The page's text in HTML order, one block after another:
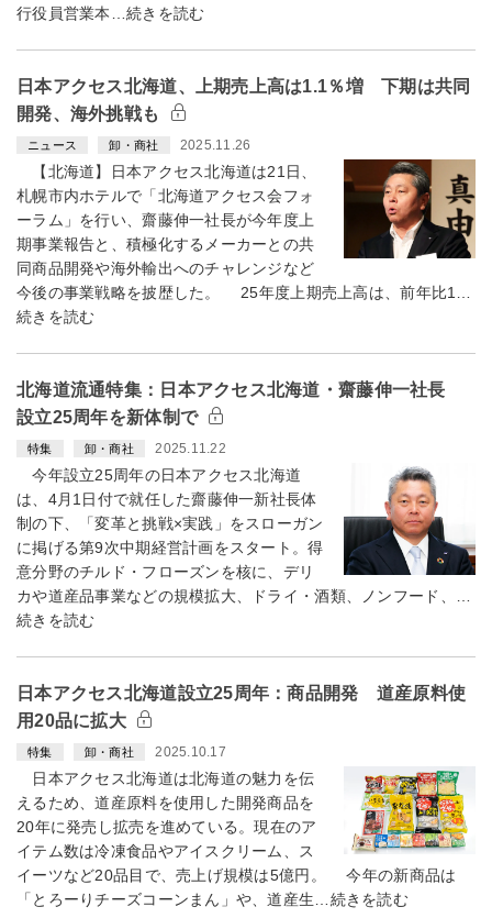
行役員営業本…続きを読む
日本アクセス北海道、上期売上高は1.1％増 下期は共同
開発、海外挑戦も
ニュース 卸・商社 2025.11.26
【北海道】日本アクセス北海道は21日、
札幌市内ホテルで「北海道アクセス会フォ
ーラム」を行い、齋藤伸一社長が今年度上
期事業報告と、積極化するメーカーとの共
同商品開発や海外輸出へのチャレンジなど
今後の事業戦略を披歴した。 25年度上期売上高は、前年比1…
続きを読む
北海道流通特集：日本アクセス北海道・齋藤伸一社長
設立25周年を新体制で
特集 卸・商社 2025.11.22
今年設立25周年の日本アクセス北海道
は、4月1日付で就任した齋藤伸一新社長体
制の下、「変革と挑戦×実践」をスローガン
に掲げる第9次中期経営計画をスタート。得
意分野のチルド・フローズンを核に、デリ
カや道産品事業などの規模拡大、ドライ・酒類、ノンフード、…
続きを読む
日本アクセス北海道設立25周年：商品開発 道産原料使
用20品に拡大
特集 卸・商社 2025.10.17
日本アクセス北海道は北海道の魅力を伝
えるため、道産原料を使用した開発商品を
20年に発売し拡売を進めている。現在のア
イテム数は冷凍食品やアイスクリーム、ス
イーツなど20品目で、売上げ規模は5億円。 今年の新商品は
「とろーりチーズコーンまん」や、道産生…続きを読む